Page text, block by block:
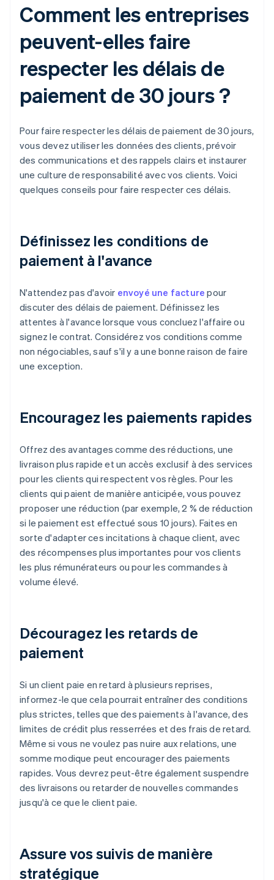
Comment les entreprises
peuvent-elles faire
respecter les délais de
paiement de 30 jours ?
Pour faire respecter les délais de paiement de 30 jours,
vous devez utiliser les données des clients, prévoir
des communications et des rappels clairs et instaurer
une culture de responsabilité avec vos clients. Voici
quelques conseils pour faire respecter ces délais.
Définissez les conditions de
paiement à l'avance
N'attendez pas d'avoir envoyé une facture pour
discuter des délais de paiement. Définissez les
attentes à l'avance lorsque vous concluez l'affaire ou
signez le contrat. Considérez vos conditions comme
non négociables, sauf s'il y a une bonne raison de faire
une exception.
Encouragez les paiements rapides
Offrez des avantages comme des réductions, une
livraison plus rapide et un accès exclusif à des services
pour les clients qui respectent vos règles. Pour les
clients qui paient de manière anticipée, vous pouvez
proposer une réduction (par exemple, 2 % de réduction
si le paiement est effectué sous 10 jours). Faites en
sorte d'adapter ces incitations à chaque client, avec
des récompenses plus importantes pour vos clients
les plus rémunérateurs ou pour les commandes à
volume élevé.
Découragez les retards de
paiement
Si un client paie en retard à plusieurs reprises,
informez-le que cela pourrait entraîner des conditions
plus strictes, telles que des paiements à l'avance, des
limites de crédit plus resserrées et des frais de retard.
Même si vous ne voulez pas nuire aux relations, une
somme modique peut encourager des paiements
rapides. Vous devrez peut-être également suspendre
des livraisons ou retarder de nouvelles commandes
jusqu'à ce que le client paie.
Assure vos suivis de manière
stratégique